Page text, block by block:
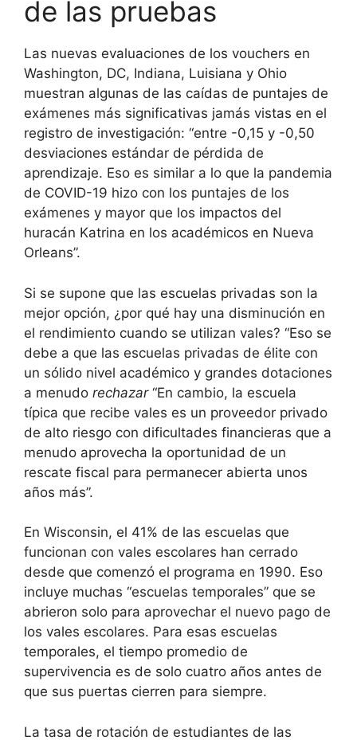
de las pruebas
Las nuevas evaluaciones de los vouchers en
Washington, DC, Indiana, Luisiana y Ohio
muestran algunas de las caídas de puntajes de
exámenes más significativas jamás vistas en el
registro de investigación: “entre -0,15 y -0,50
desviaciones estándar de pérdida de
aprendizaje. Eso es similar a lo que la pandemia
de COVID-19 hizo con los puntajes de los
exámenes y mayor que los impactos del
huracán Katrina en los académicos en Nueva
Orleans”.
Si se supone que las escuelas privadas son la
mejor opción, ¿por qué hay una disminución en
el rendimiento cuando se utilizan vales? “Eso se
debe a que las escuelas privadas de élite con
un sólido nivel académico y grandes dotaciones
a menudo rechazar “En cambio, la escuela
típica que recibe vales es un proveedor privado
de alto riesgo con dificultades financieras que a
menudo aprovecha la oportunidad de un
rescate fiscal para permanecer abierta unos
años más”.
En Wisconsin, el 41% de las escuelas que
funcionan con vales escolares han cerrado
desde que comenzó el programa en 1990. Eso
incluye muchas “escuelas temporales” que se
abrieron solo para aprovechar el nuevo pago de
los vales escolares. Para esas escuelas
temporales, el tiempo promedio de
supervivencia es de solo cuatro años antes de
que sus puertas cierren para siempre.
La tasa de rotación de estudiantes de las